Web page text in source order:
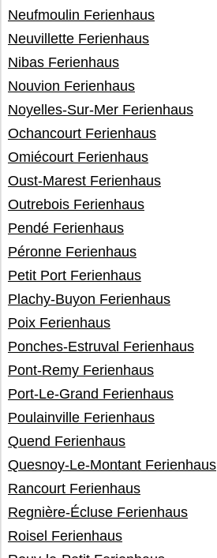
Neufmoulin Ferienhaus
Neuvillette Ferienhaus
Nibas Ferienhaus
Nouvion Ferienhaus
Noyelles-Sur-Mer Ferienhaus
Ochancourt Ferienhaus
Omiécourt Ferienhaus
Oust-Marest Ferienhaus
Outrebois Ferienhaus
Pendé Ferienhaus
Péronne Ferienhaus
Petit Port Ferienhaus
Plachy-Buyon Ferienhaus
Poix Ferienhaus
Ponches-Estruval Ferienhaus
Pont-Remy Ferienhaus
Port-Le-Grand Ferienhaus
Poulainville Ferienhaus
Quend Ferienhaus
Quesnoy-Le-Montant Ferienhaus
Rancourt Ferienhaus
Regnière-Écluse Ferienhaus
Roisel Ferienhaus